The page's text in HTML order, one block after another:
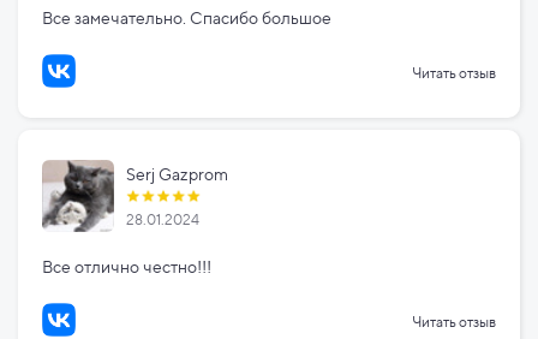
Все замечательно. Спасибо большое
Читать отзыв
Serj Gazprom
28.01.2024
Все отлично честно!!!
Читать отзыв